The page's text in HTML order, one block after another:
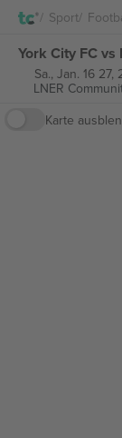
Sport
Sa., Jan. 16
LNER
Karte